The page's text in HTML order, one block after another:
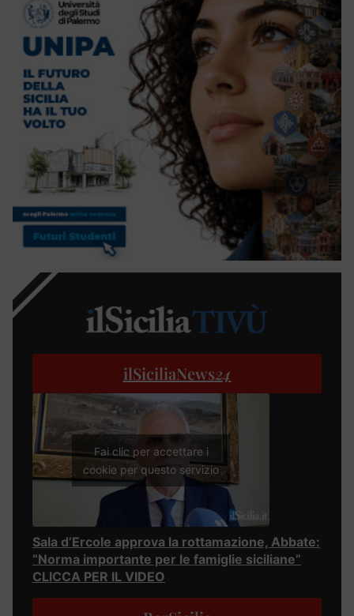
ilSiciliaNews24
Fai clic per accettare i
cookie per questo servizio
Sala d’Ercole approva la rottamazione, Abbate:
“Norma importante per le famiglie siciliane”
CLICCA PER IL VIDEO